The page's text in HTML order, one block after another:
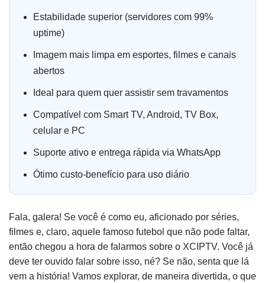
Estabilidade superior (servidores com 99%
uptime)
Imagem mais limpa em esportes, filmes e canais
abertos
Ideal para quem quer assistir sem travamentos
Compatível com Smart TV, Android, TV Box,
celular e PC
Suporte ativo e entrega rápida via WhatsApp
Ótimo custo-benefício para uso diário
Fala, galera! Se você é como eu, aficionado por séries,
filmes e, claro, aquele famoso futebol que não pode faltar,
então chegou a hora de falarmos sobre o XCIPTV. Você já
deve ter ouvido falar sobre isso, né? Se não, senta que lá
vem a história! Vamos explorar, de maneira divertida, o que